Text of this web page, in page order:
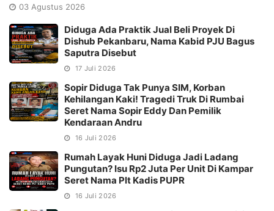
03 Agustus 2026
Diduga Ada Praktik Jual Beli Proyek Di
Dishub Pekanbaru, Nama Kabid PJU Bagus
Saputra Disebut
17 Juli 2026
Sopir Diduga Tak Punya SIM, Korban
Kehilangan Kaki! Tragedi Truk Di Rumbai
Seret Nama Sopir Eddy Dan Pemilik
Kendaraan Andru
16 Juli 2026
Rumah Layak Huni Diduga Jadi Ladang
Pungutan? Isu Rp2 Juta Per Unit Di Kampar
Seret Nama Plt Kadis PUPR
16 Juli 2026